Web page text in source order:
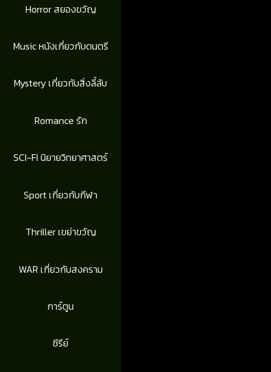
Horror สยองขวัญ
Music หนังเกี่ยวกับดนตรี
Mystery เกี่ยวกับสิ่งลี้ลับ
Romance รัก
SCI-FI นิยายวิทยาศาสตร์
Sport เกี่ยวกับกีฬา
Thriller เขย่าขวัญ
WAR เกี่ยวกับสงคราม
การ์ตูน
ซีรีย์